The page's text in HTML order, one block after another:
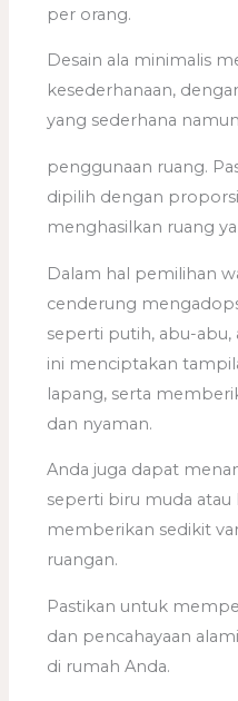
per orang.
Desain ala minimalis
kesederhanaan,
yang sederhana
penggunaan ruang.
dipilih dengan
menghasilkan ruang
Dalam hal pemilihan
cenderung
seperti putih, abu-abu,
ini menciptakan
lapang, serta
dan nyaman.
Anda juga dapat
seperti biru muda atau
memberikan sedikit
ruangan.
Pastikan untuk
dan pencahayaan
di rumah Anda.